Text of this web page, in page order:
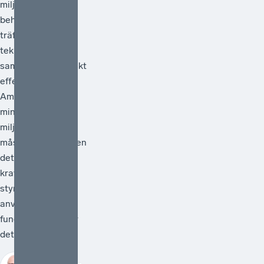
miljöpolitiken
behöver vara
träffsäker,
teknikneutral och
samhällsekonomiskt
effektiv.[1]
Ambitionen att
minska
miljöpåverkan
måste vara hög men
det måste också
kraven på att de
styrmedel som
används faktiskt
fungerar. Därför är
det välkomme...